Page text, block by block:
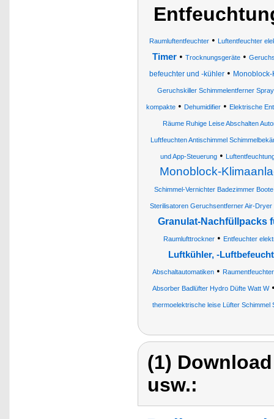
Raumluftentfeuchter • Luftentfeuchter
Timer• Trocknungsgeräte•
befeuchter und -kühler •
Geruchskiller Schimmelentferner
kompakte• Dehumidifier• Elektrische
Räume Ruhige Leise Abschalten
Luftfeuchten Antischimmel
und App-Steuerung •
Monoblock-
Schimmel-Vernichter Badezimmer
Sterilisatoren Geruchsentferner Air-Dryer
Granulat-Nachfüllpacks
Raumlufttrockner• Entfeuchter
Luftkühler, -
Abschaltautomatiken •
Absorber Badlüfter Hydro Düfte Watt W
thermoelektrische leise Lüfter
(1)
usw.: